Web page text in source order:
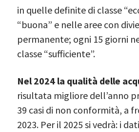
in quelle definite di classe
“buona” e nelle aree con
permanente; ogni 15 giorni
classe “sufficiente”.
Nel 2024 la qualità delle
risultata migliore dell’anno
39 casi di non conformità, a
2023. Per il 2025 si vedrà: i